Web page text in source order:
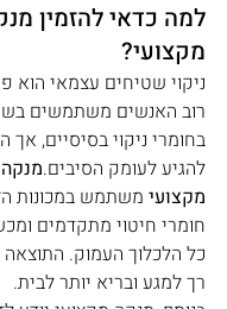
למה כדאי להזמין
מקצועי?
ניקוי שטיחים עצמאי הוא
רוב האנשים משתמשים
בחומרי ניקוי בסיסיים,
להגיע לעומק הסיבים.
מקצועי משתמש במכונות
חומרי חיטוי מתקדמים
כל הלכלוך העמוק. התוצאה
רך למגע ובריא יותר לבית.